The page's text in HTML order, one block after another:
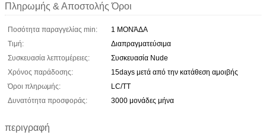
Πληρωμής & Αποστολής Όροι
Ποσότητα παραγγελίας min:
1 ΜΟΝΆΔΑ
Τιμή:
Διαπραγματεύσιμα
Συσκευασία λεπτομέρειες:
Συσκευασία Nude
Χρόνος παράδοσης:
15days μετά από την κατάθεση αμοιβής
Όροι πληρωμής:
LC/TT
Δυνατότητα προσφοράς:
3000 μονάδες μήνα
περιγραφή